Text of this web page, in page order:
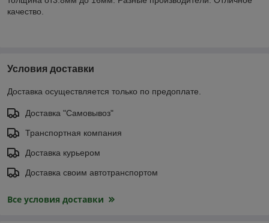
качество.
Условия доставки
Доставка осуществляется только по предоплате.
Доставка "Самовывоз"
Транспортная компания
Доставка курьером
Доставка своим автотранспортом
Все условия доставки